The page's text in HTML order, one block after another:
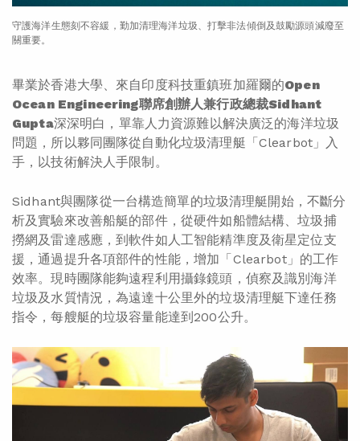
守護海洋生態刻不容緩，勤加清理海洋垃圾、打擊非法傾倒及鼓勵源頭減廢至
關重要。
畢業於香港大學、來自印度科技重鎮班加羅爾的Open
Ocean Engineering聯席創辦人兼行政總裁Sidhant
Gupta深深明白，單靠人力資源難以解決廣泛的海洋垃圾
問題，所以夥同團隊從自動化垃圾清理艇「Clearbot」入
手，以技術解決人手限制。
Sidhant與團隊從一台構造簡單的垃圾清理艇開始，不斷分
析及實驗來改善船艇的部件，從硬件如船體結構、垃圾捕
撈網及雷達感應，到軟件如人工智能精準度及衛星定位支
援，通過提升各項部件的性能，增加「Clearbot」的工作
效率。現時團隊能夠遠程利用攝錄鏡頭，偵察及識別海洋
垃圾及水質情況，為遠達十公里外的垃圾清理艇下達任務
指令，每艘艇的垃圾容量能達到200公升。